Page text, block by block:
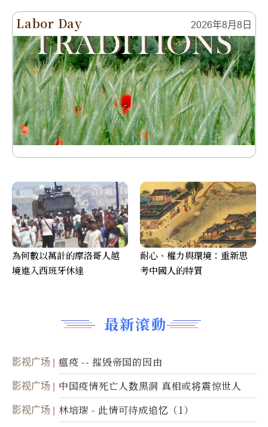
Labor Day 2026年8月8日
最新滾動
影视广场 瘟疫 -- 摧毁帝国的因由
影视广场 中国疫情死亡人数黑洞 真相或将震惊世人
影视广场 林培瑞 - 此情可待成追忆（1）
為何數以萬計的摩洛哥人越
境進入西班牙休達
耐心、權力與環境：重新思
考中國人的特質